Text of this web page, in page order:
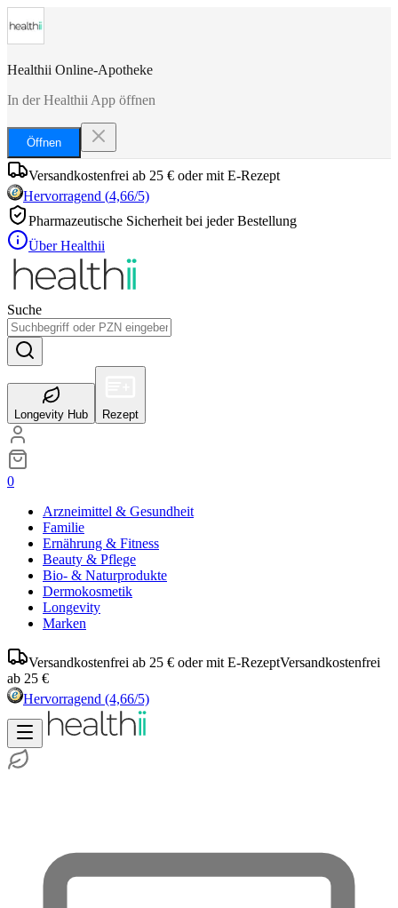
Healthii Online-Apotheke
In der Healthii App öffnen
Öffnen
Versandkostenfrei ab 25 € oder mit E-Rezept
Hervorragend (4,66/5)
Pharmazeutische Sicherheit bei jeder Bestellung
Über Healthii
Suche
Longevity Hub Rezept
0
Arzneimittel & Gesundheit
Familie
Ernährung & Fitness
Beauty & Pflege
Bio- & Naturprodukte
Dermokosmetik
Longevity
Marken
Versandkostenfrei ab 25 € oder mit E-RezeptVersandkostenfrei
ab 25 €
Hervorragend (4,66/5)